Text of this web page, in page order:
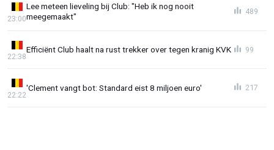
Lee meteen lieveling bij Club: "Heb ik nog nooit
meegemaakt"
23:00
489
Efficiënt Club haalt na rust trekker over tegen kranig KVK
22:38
99
'Clement vangt bot: Standard eist 8 miljoen euro'
22:22
217